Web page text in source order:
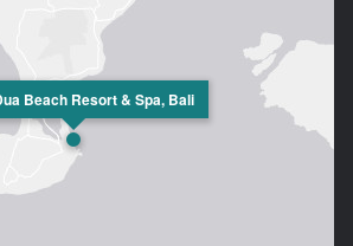
Beach Resort & Spa, Bali